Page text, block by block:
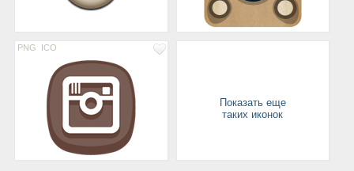
PNG ICO
Показать еще
таких иконок